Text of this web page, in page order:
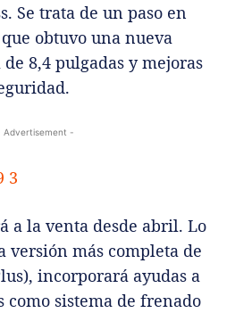
Se trata de un paso en
obtuvo una nueva
8,4 pulgadas y mejoras
Advertisement -
a la venta desde abril. Lo
versión más completa de
incorporará ayudas a
como sistema de frenado